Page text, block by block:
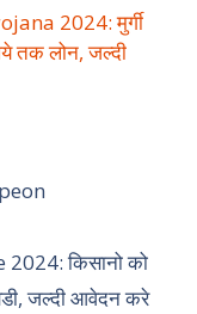
2024: मुर्गी
तक लोन, जल्दी
peon
किसानो को
जल्दी आवेदन करे